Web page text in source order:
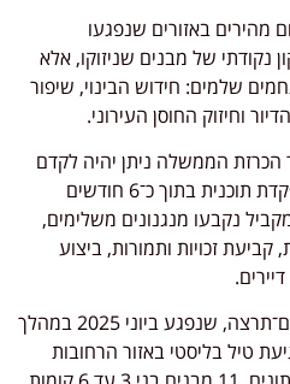
מהירים באזורים שנפגעו
של מבנים שניזוקו, אלא
שלמים: חידוש הבינוי, שיפור
וחיזוק החוסן העירוני.
הממשלה ניתן יהיה לקדם
את התוכניות במסלול מואץ: הפקדת תוכנית בתוך כ־6 חודשים
חודשים. במקביל נקבעו מנגנונים משלימים,
זכויות ותמורות, ביצוע
ברמת גן מדובר במתחם ירושלים־תרצה, שנפגע ביוני 2025 במהלך
טיל בליסטי באזור הרחובות